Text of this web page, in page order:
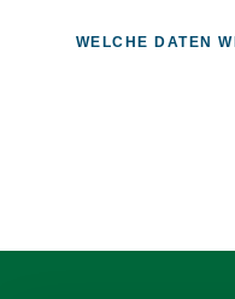
WELCHE DATEN